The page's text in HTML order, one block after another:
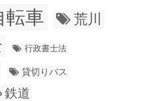
転車 荒川
行政書士法
貸切りバス
鉄道